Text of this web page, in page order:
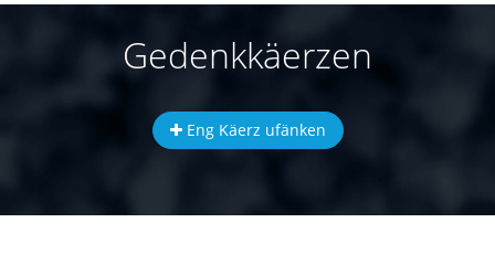
Gedenkkäerzen
Eng Käerz ufänken